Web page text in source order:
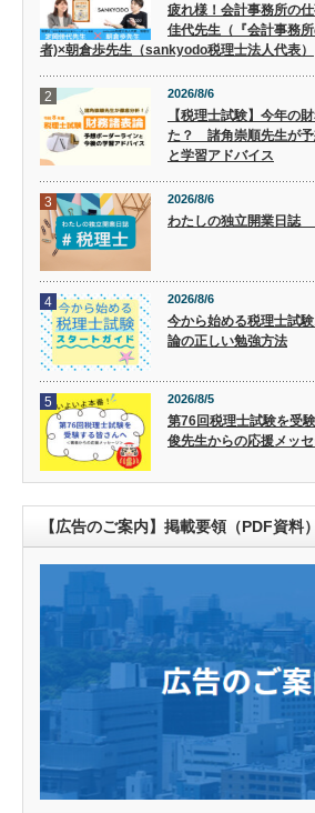
疲れ様！会計事務所の
佳代先生（『会計事務
者)×朝倉歩先生（sankyodo税理士法人代表）
2 2026/8/6
【税理士試験】今年の
た？ 諸角崇順先生が予
と学習アドバイス
3 2026/8/6
わたしの独立開業日誌
4 2026/8/6
今から始める税理士試
論の正しい勉強方法
5 2026/8/5
第76回税理士試験を受
俊先生からの応援メッ
【広告のご案内】掲載要領（PDF資料）